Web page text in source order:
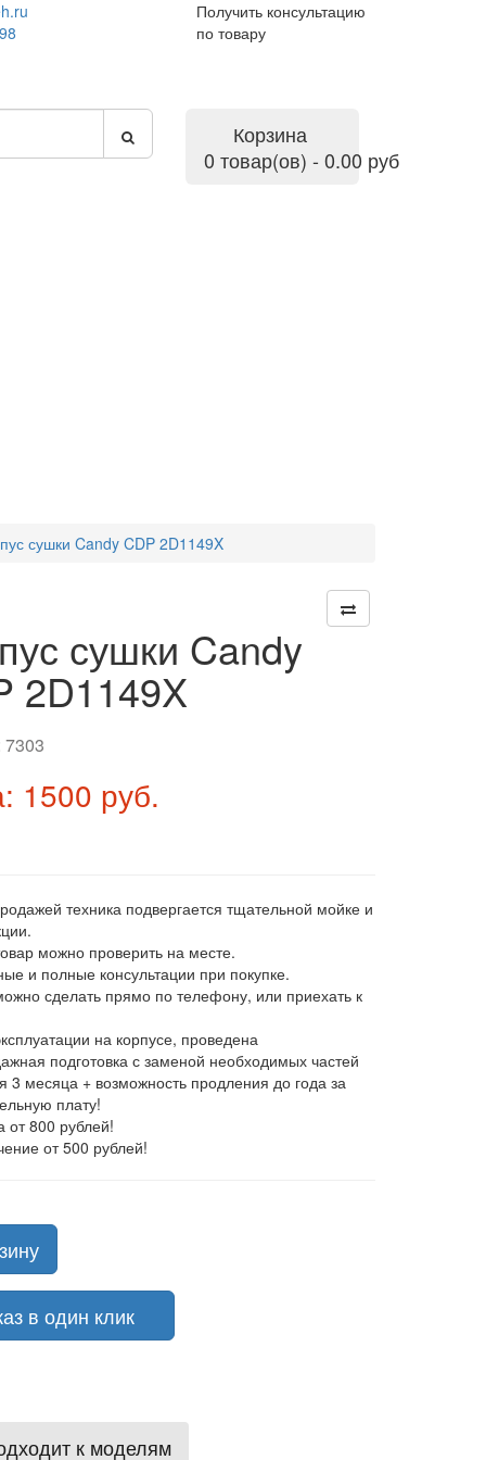
Получить консультацию
по товару
Корзина
0 товар(ов) - 0.00 руб
сушки Candy CDP 2D1149X
сушки Candy
2D1149X
7303
1500 руб.
техника подвергается тщательной мойке и
можно проверить на месте.
и полные консультации при покупке.
сделать прямо по телефону, или приехать к
на корпусе, проведена
подготовка с заменой необходимых частей
3 месяца + возможность продления до года за
плату!
от 800 рублей!
от 500 рублей!
в один клик
к моделям